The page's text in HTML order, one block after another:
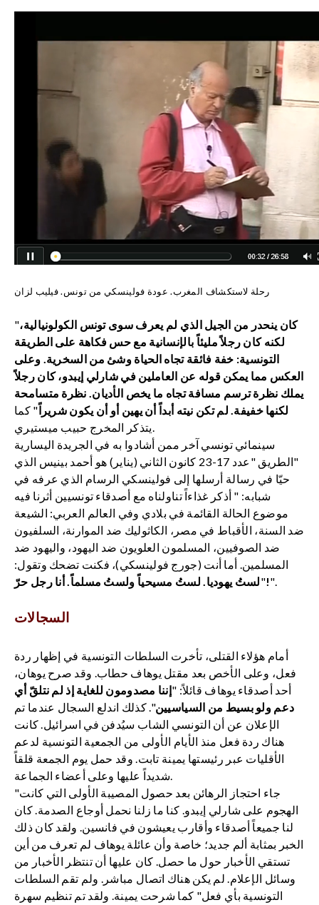
رحلة لاستكشاف المغرب. عودة فولينسكي من تونس. فيليب لزان
"كان ينحدر من الجيل الذي لم يعرف سوى تونس الكولونيالية،
لكنه كان رجلاً مليئاً بالإنسانية مع حس فكاهة على الطريقة
التونسية: خفة فائقة تجاه الحياة وشئ من السخرية. وعلى
العكس مما يمكن قوله عن العاملين في شارلي إيبدو، كان رجلاً
يملك نظرة ترسم مسافة تجاه ما يخص الأديان. نظرة متسامحة
لكنها خفيفة. لم تكن نيته أبداً أن يهين أو أن يكون شريراً" كما
يتذكر المخرج حبيب ميستيري.
سينمائي تونسي آخر ممن أشادوا به في الجريدة اليسارية
"الطريق "عدد 17-23 كانون الثاني (يناير) هو أحمد بينيس الذي
حيّا في رسالة أرسلها إلى فولينسكي الرسام الذي عرفه في
شبابه: " أذكر غذاءاً تناولناه مع أصدقاء تونسيين أثرنا فيه
موضوع الحالة القائمة في بلادي وفي العالم العربي: الشيعة
ضد السنة، الأقباط في مصر، الكاثوليك ضد الموارنة، السلفيون
ضد الصوفيين، المسلمون العلويون ضد اليهود، واليهود ضد
المسلمين. أما أنت (جورج فولينسكي)، فكنت تضحك وتقول:
"لستُ يهوديا. لستُ مسيحياً ولستُ مسلماً. أنا رجل حرّ!".
السجالات
أمام هؤلاء القتلى، تأخرت السلطات التونسية في إظهار ردة
فعل، وعلى الأخص بعد مقتل يوهاف حطاب. وقد صرح يوهان،
أحد أصدقاء يوهاف قائلاً: "إننا مصدومون للغاية إذ لم نتلقّ أي
دعم ولو بسيط من السياسيين". كذلك اندلع السجال عندما تم
الإعلان عن أن التونسي الشاب سيُدفن في اسرائيل. كانت
هناك ردة فعل منذ الأيام الأولى من الجمعية التونسية لدعم
الأقليات عبر رئيستها يمينة تابت. وقد حمل يوم الجمعة قلقاً
شديداً عليها وعلى أعضاء الجماعة.
"جاء احتجاز الرهائن بعد حصول المصيبة الأولى التي كانت
الهجوم على شارلي إيبدو. كنا ما زلنا نحمل أوجاع الصدمة. كان
لنا جميعاً أصدقاء وأقارب يعيشون في فانسين. ولقد كان ذلك
الخبر بمثابة ألم جديد؛ خاصة وأن عائلة يوهاف لم تعرف من أين
تستقي الأخبار حول ما حصل. كان عليها أن تنتظر الأخبار من
وسائل الإعلام. لم يكن هناك اتصال مباشر. ولم تقم السلطات
التونسية بأي فعل" كما شرحت يمينة. ولقد تم تنظيم سهرة